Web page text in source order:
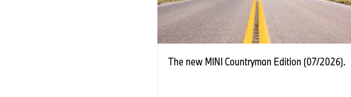
The new MINI Countryman Edition (07/2026).